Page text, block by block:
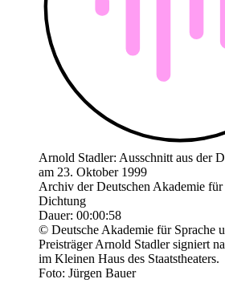
Arnold Stadler: Ausschnitt aus der
am 23. Oktober 1999
Archiv der Deutschen Akademie für
Dichtung
Dauer: 00:00:58
© Deutsche Akademie für Sprache
Preisträger Arnold Stadler signiert
im Kleinen Haus des Staatstheaters.
Foto: Jürgen Bauer